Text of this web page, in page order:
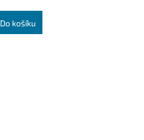
Do košíku